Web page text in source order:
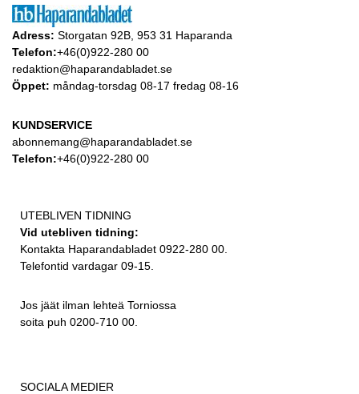
Adress: Storgatan 92B, 953 31 Haparanda
Telefon:+46(0)922-280 00
redaktion@haparandabladet.se
Öppet: måndag-torsdag 08-17 fredag 08-16
KUNDSERVICE
abonnemang@haparandabladet.se
Telefon:+46(0)922-280 00
UTEBLIVEN TIDNING
Vid utebliven tidning:
Kontakta Haparandabladet 0922-280 00.
Telefontid vardagar 09-15.
Jos jäät ilman lehteä Torniossa
soita puh 0200-710 00.
SOCIALA MEDIER